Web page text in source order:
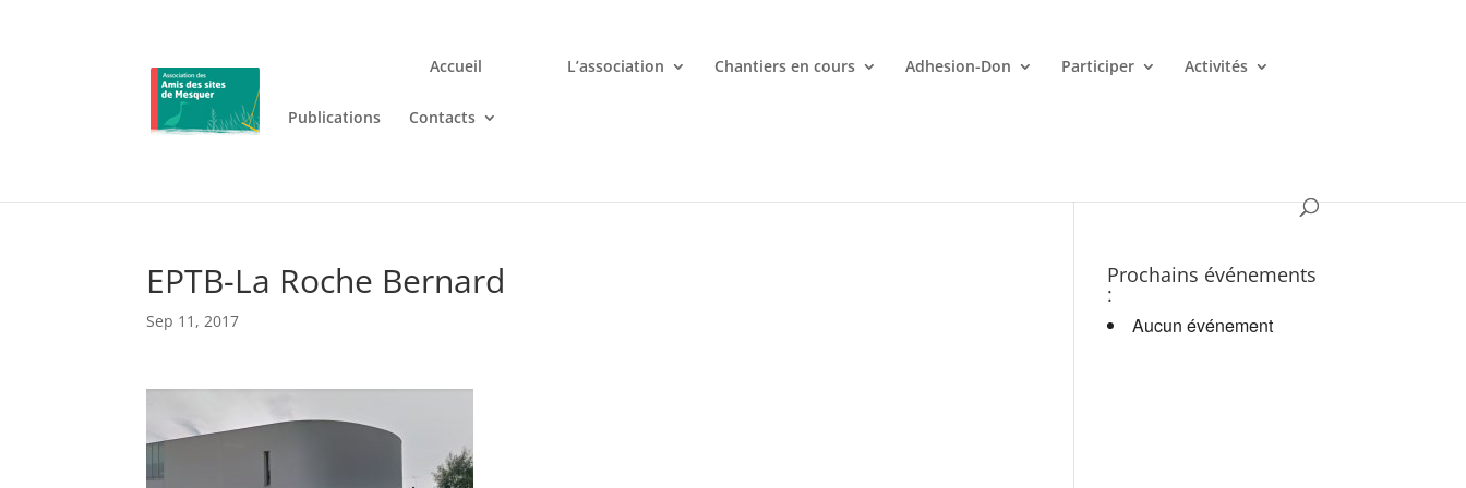
Accueil L’association Chantiers en cours Adhesion-Don Participer Activités
Publications Contacts
Jouez n’importe où et n’importe quand avec votre smartphone chez
EPTB-La Roche Bernard
Sep 11, 2017
Prochains événements
:
Aucun événement